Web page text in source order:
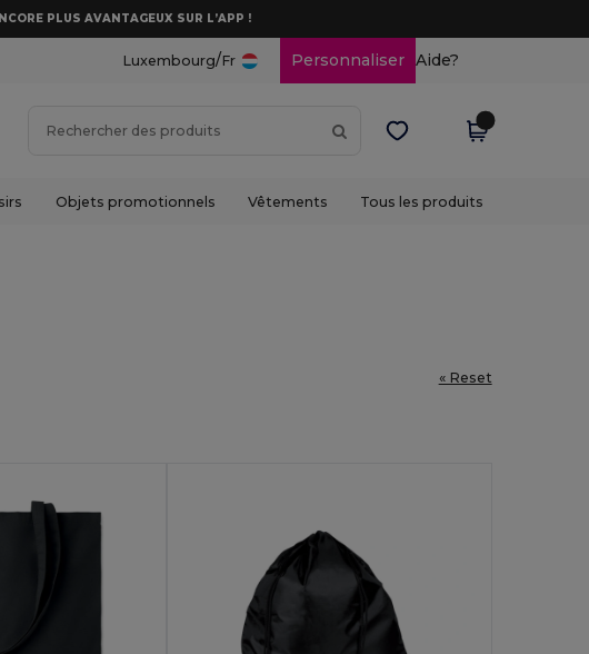
PLUS AVANTAGEUX SUR L’APP !
Luxembourg/Fr Personnaliser Aide?
Objets promotionnels Vêtements Tous les produits
« Reset